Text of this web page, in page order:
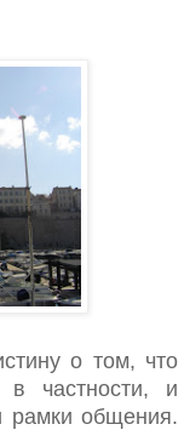
о том, что
в частности, и
рамки общения.